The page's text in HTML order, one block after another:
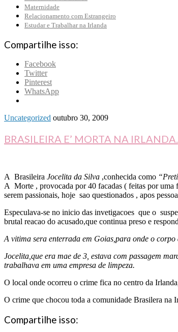
Maternidade
Relacionamento com Estrangeiro
Estudar e Trabalhar na Irlanda
Compartilhe isso:
Facebook
Twitter
Pinterest
WhatsApp
Uncategorized outubro 30, 2009
BRASILEIRA E’ MORTA NA IRLANDA.
A Brasileira Jocelita da Silva ,conhecida como
A Morte , provocada por 40 facadas ( feitas por
serem passionais, hoje sao questionados , apos
Especulava-se no inicio das invetigacoes que o
brutal reacao do acusado,que continua preso e
A vitima sera enterrada em Goias,para onde o corpo
Jocelita,que era mae de 3, estava com passagem
trabalhava em uma empresa de limpeza.
O local onde ocorreu o crime fica no centro da
O crime que chocou toda a comunidade Brasilera na
Compartilhe isso: